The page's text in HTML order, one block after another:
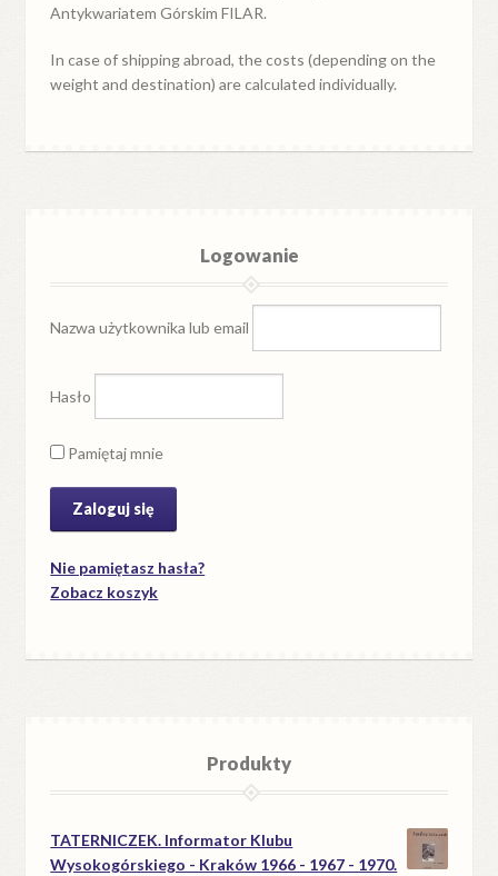
Antykwariatem Górskim FILAR.
In case of shipping abroad, the costs (depending on the
weight and destination) are calculated individually.
Logowanie
Nazwa użytkownika lub email
Hasło
Pamiętaj mnie
Nie pamiętasz hasła?
Zobacz koszyk
Produkty
TATERNICZEK. Informator Klubu
Wysokogórskiego - Kraków 1966 - 1967 - 1970.